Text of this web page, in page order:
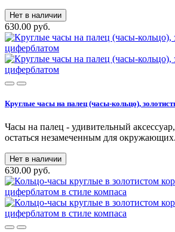
Нет в наличии
630.00 руб.
Круглые часы на палец (часы-кольцо),
Часы на палец - удивительный
остаться незамеченным для
Нет в наличии
630.00 руб.